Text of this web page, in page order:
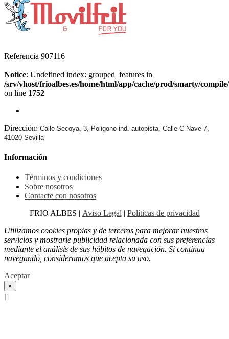
Referencia 907116
Notice: Undefined index: grouped_features in
/srv/vhost/frioalbes.es/home/html/app/cache/prod/smarty/
on line 1752
Dirección: Calle Secoya, 3, Poligono ind. autopista, Calle C Nave 7,
41020 Sevilla
Información
Términos y condiciones
Sobre nosotros
Contacte con nosotros
FRIO ALBES | Aviso Legal | Políticas de privacidad
Utilizamos cookies propias y de terceros para mejorar nuestros
servicios y mostrarle publicidad relacionada con sus preferencias
mediante el análisis de sus hábitos de navegación. Si continua
navegando, consideramos que acepta su uso.
Aceptar
×
